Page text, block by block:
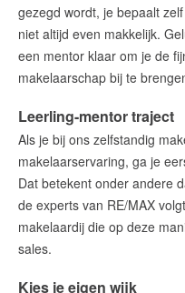
gezegd wordt, je bepaalt
niet altijd even makkelijk.
een mentor klaar om je de
makelaarschap bij te
Leerling-mentor traject
Als je bij ons zelfstandig
makelaarservaring, ga je
Dat betekent onder andere
de experts van RE/MAX
makelaardij die op deze
sales.
Kies je eigen wijk